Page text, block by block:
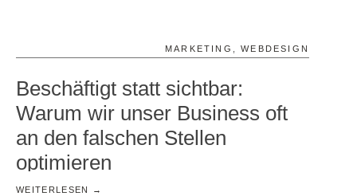
MARKETING ,WEBDESIGN
Beschäftigt statt sichtbar:
Warum wir unser Business oft
an den falschen Stellen
optimieren
WEITERLESEN →